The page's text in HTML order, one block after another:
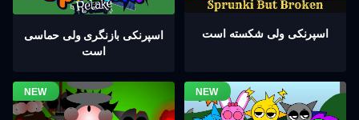
اسپرنکی بازنگری ولی حماسی
است
اسپرنکی ولی شکسته است